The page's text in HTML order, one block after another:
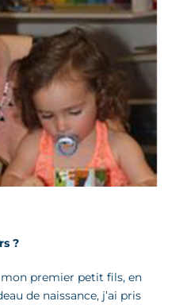
?
mon premier petit fils, en
de naissance, j’ai pris